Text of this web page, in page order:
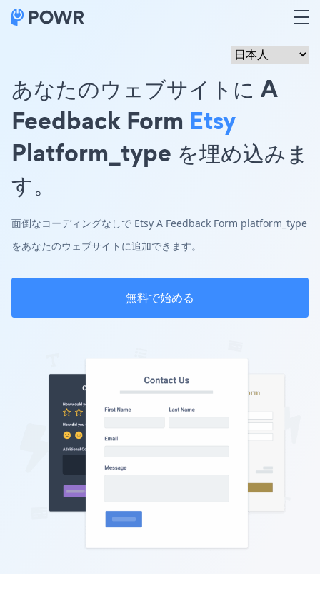
あなたのウェブサイトに A
Feedback Form Etsy
Platform_type を埋め込みま
す。
面倒なコーディングなしで Etsy A Feedback Form platform_type
をあなたのウェブサイトに追加できます。
無料で始める